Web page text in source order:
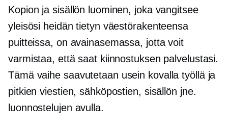
Kopion ja sisällön luominen, joka vangitsee
yleisösi heidän tietyn väestörakenteensa
puitteissa, on avainasemassa, jotta voit
varmistaa, että saat kiinnostuksen palvelustasi.
Tämä vaihe saavutetaan usein kovalla työllä ja
pitkien viestien, sähköpostien, sisällön jne.
luonnostelujen avulla.